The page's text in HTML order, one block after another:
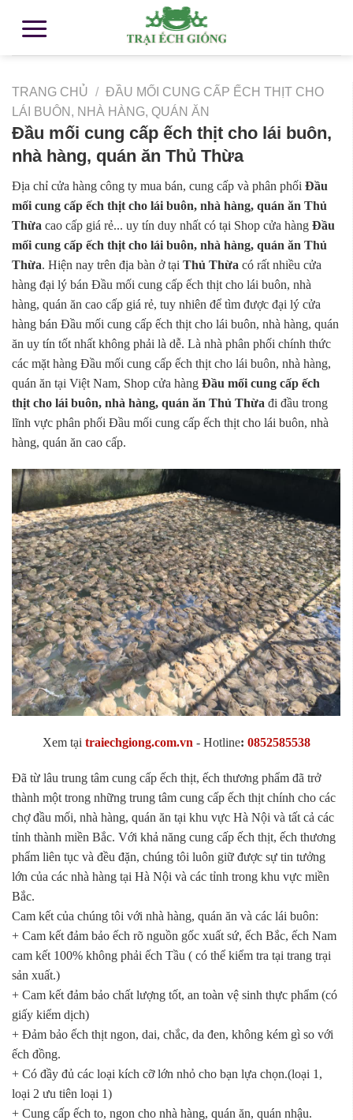
TRANG CHỦ / ĐẦU MỐI CUNG CẤP ẾCH THỊT CHO
LÁI BUÔN, NHÀ HÀNG, QUÁN ĂN
Đầu mối cung cấp ếch thịt cho lái buôn,
nhà hàng, quán ăn Thủ Thừa
Địa chỉ cửa hàng công ty mua bán, cung cấp và phân phối Đầu
mối cung cấp ếch thịt cho lái buôn, nhà hàng, quán ăn Thủ
Thừa cao cấp giá rẻ... uy tín duy nhất có tại Shop cửa hàng Đầu
mối cung cấp ếch thịt cho lái buôn, nhà hàng, quán ăn Thủ
Thừa. Hiện nay trên địa bàn ở tại Thủ Thừa có rất nhiều cửa
hàng đại lý bán Đầu mối cung cấp ếch thịt cho lái buôn, nhà
hàng, quán ăn cao cấp giá rẻ, tuy nhiên để tìm được đại lý cửa
hàng bán Đầu mối cung cấp ếch thịt cho lái buôn, nhà hàng, quán
ăn uy tín tốt nhất không phải là dễ. Là nhà phân phối chính thức
các mặt hàng Đầu mối cung cấp ếch thịt cho lái buôn, nhà hàng,
quán ăn tại Việt Nam, Shop cửa hàng Đầu mối cung cấp ếch
thịt cho lái buôn, nhà hàng, quán ăn Thủ Thừa đi đầu trong
lĩnh vực phân phối Đầu mối cung cấp ếch thịt cho lái buôn, nhà
hàng, quán ăn cao cấp.
Xem tại traiechgiong.com.vn - Hotline: 0852585538
Đã từ lâu trung tâm cung cấp ếch thịt, ếch thương phẩm đã trở
thành một trong những trung tâm cung cấp ếch thịt chính cho các
chợ đầu mối, nhà hàng, quán ăn tại khu vực Hà Nội và tất cả các
tỉnh thành miền Bắc. Với khả năng cung cấp ếch thịt, ếch thương
phẩm liên tục và đều đặn, chúng tôi luôn giữ được sự tin tưởng
lớn của các nhà hàng tại Hà Nội và các tỉnh trong khu vực miền
Bắc.
Cam kết của chúng tôi với nhà hàng, quán ăn và các lái buôn:
+ Cam kết đảm bảo ếch rõ nguồn gốc xuất sứ, ếch Bắc, ếch Nam
cam kết 100% không phải ếch Tầu ( có thể kiểm tra tại trang trại
sản xuất.)
+ Cam kết đảm bảo chất lượng tốt, an toàn vệ sinh thực phẩm (có
giấy kiểm dịch)
+ Đảm bảo ếch thịt ngon, dai, chắc, da đen, không kém gì so với
ếch đồng.
+ Có đầy đủ các loại kích cỡ lớn nhỏ cho bạn lựa chọn.(loại 1,
loại 2 ưu tiên loại 1)
+ Cung cấp ếch to, ngon cho nhà hàng, quán ăn, quán nhậu.